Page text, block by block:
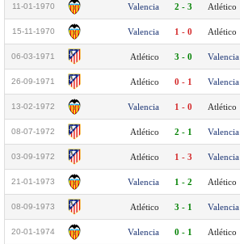
11-01-1970 Valencia 2 - 3 Atlético
15-11-1970 Valencia 1 - 0 Atlético
06-03-1971 Atlético 3 - 0 Valencia
26-09-1971 Atlético 0 - 1 Valencia
13-02-1972 Valencia 1 - 0 Atlético
08-07-1972 Atlético 2 - 1 Valencia
03-09-1972 Atlético 1 - 3 Valencia
21-01-1973 Valencia 1 - 2 Atlético
08-09-1973 Atlético 3 - 1 Valencia
20-01-1974 Valencia 0 - 1 Atlético